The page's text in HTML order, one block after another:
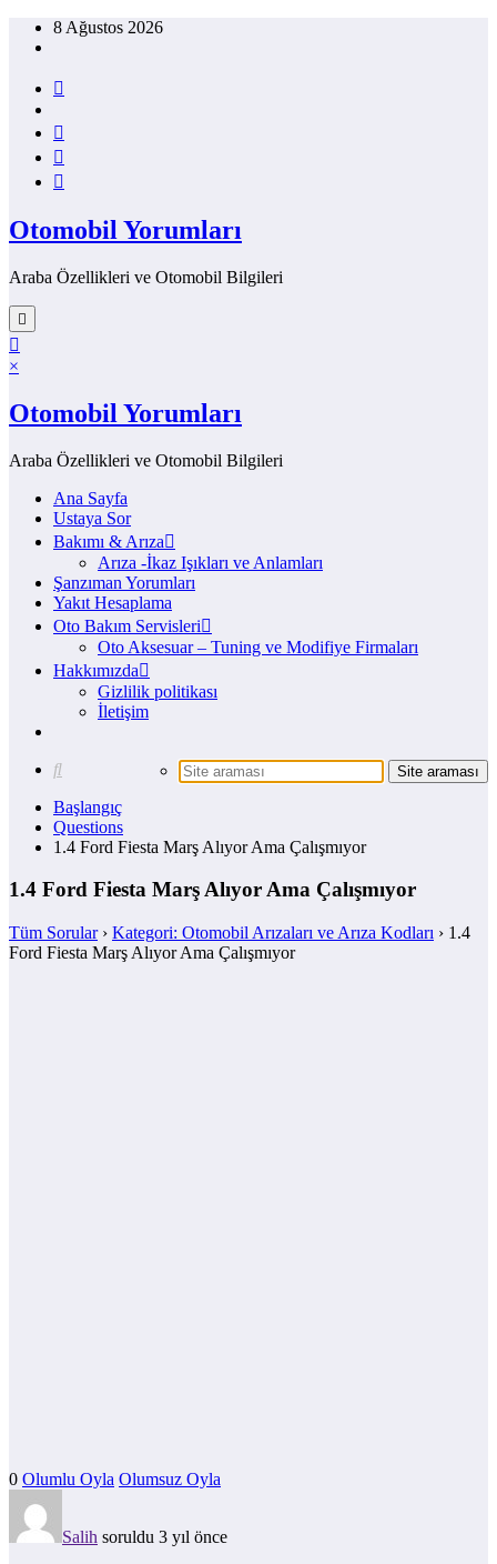
İçeriğe8 Ağustos 2026
Otomobil Yorumları
Araba Özellikleri ve Otomobil Bilgileri
×
Otomobil Yorumları
Araba Özellikleri ve Otomobil Bilgileri
Ana Sayfa
Ustaya Sor
Bakımı & Arıza
Arıza -İkaz Işıkları ve Anlamları
Şanzıman Yorumları
Yakıt Hesaplama
Oto Bakım Servisleri
Oto Aksesuar – Tuning ve Modifiye Firmaları
Hakkımızda
Gizlilik politikası
İletişim
Başlangıç
Questions
1.4 Ford Fiesta Marş Alıyor Ama Çalışmıyor
1.4 Ford Fiesta Marş Alıyor Ama Çalışmıyor
Tüm Sorular› Kategori: Otomobil Arızaları ve Arıza Kodları › 1.4
Ford Fiesta Marş Alıyor Ama Çalışmıyor
0 Olumlu Oyla Olumsuz Oyla
Salih soruldu 3 yıl önce